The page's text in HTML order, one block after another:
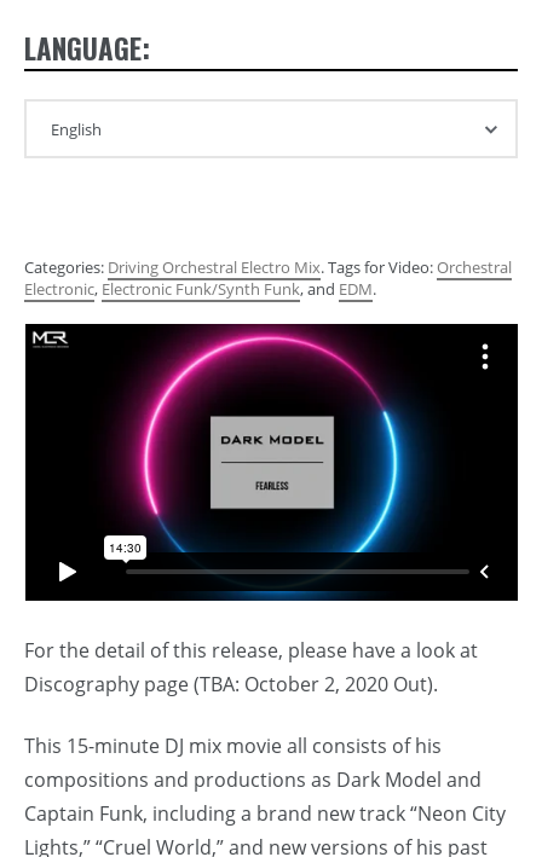
LANGUAGE:
Categories: Driving Orchestral Electro Mix. Tags for Video:Orchestral
Electronic, Electronic Funk/Synth Funk, and EDM.
For the detail of this release, please have a look at
Discography page (TBA: October 2, 2020 Out).
This 15-minute DJ mix movie all consists of his
compositions and productions as Dark Model and
Captain Funk, including a brand new track “Neon City
Lights,” “Cruel World,” and new versions of his past